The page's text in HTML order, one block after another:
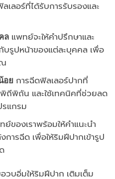
ลเลอร์ที่ได้รับการรับรองและ
ลแพทย์จะให้คำปรึกษาและ
บรูปหน้าของแต่ละบุคคล เพื่อ
อย การฉีดฟิลเลอร์ปากที่
ถีพิถัน และใช้เทคนิคที่ช่วยลด
รแกรม
ย์ของเราพร้อมให้คำแนะนำ
การฉีด เพื่อให้ริมฝีปากเข้ารูป
วบอิ่มให้ริมฝีปาก เติมเต็ม